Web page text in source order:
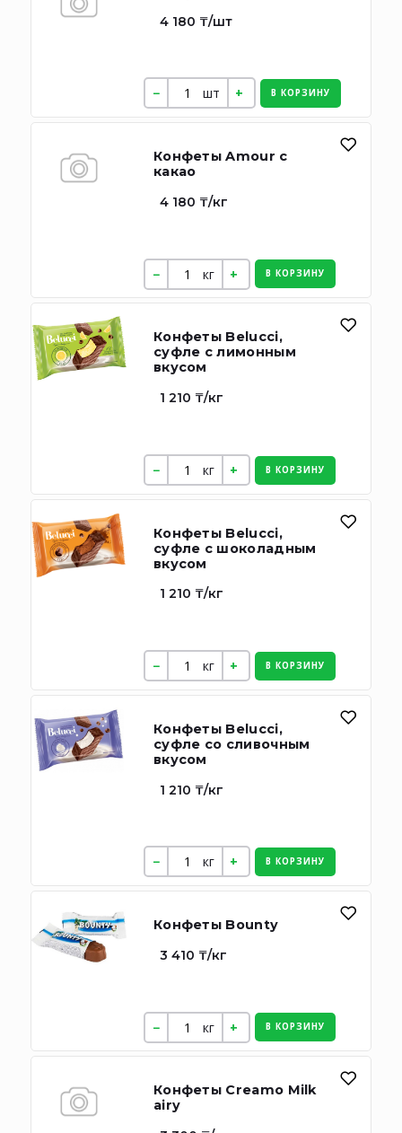
4 180 ₸/шт
шт В КОРЗИНУ
Конфеты Amour с
какао
4 180 ₸/кг
кг В КОРЗИНУ
Конфеты Belucci,
суфле с лимонным
вкусом
1 210 ₸/кг
кг В КОРЗИНУ
Конфеты Belucci,
суфле с шоколадным
вкусом
1 210 ₸/кг
кг В КОРЗИНУ
Конфеты Belucci,
суфле со сливочным
вкусом
1 210 ₸/кг
кг В КОРЗИНУ
Конфеты Bounty
3 410 ₸/кг
кг В КОРЗИНУ
Конфеты Creamo Milk
airy